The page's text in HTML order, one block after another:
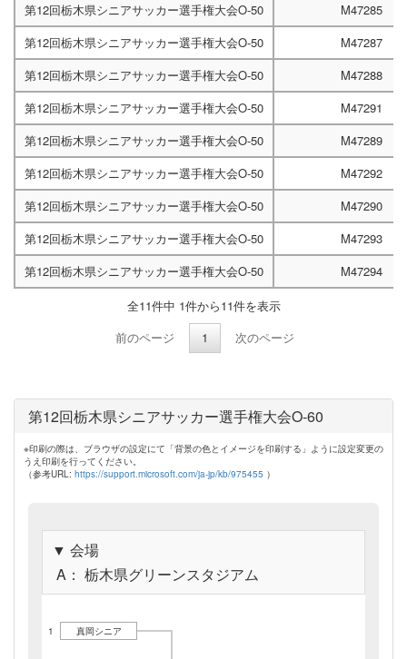
第12回栃木県シニアサッカー選手権大会O-50
M47285
第12回栃木県シニアサッカー選手権大会O-50
M47287
第12回栃木県シニアサッカー選手権大会O-50
M47288
第12回栃木県シニアサッカー選手権大会O-50
M47291
第12回栃木県シニアサッカー選手権大会O-50
M47289
第12回栃木県シニアサッカー選手権大会O-50
M47292
第12回栃木県シニアサッカー選手権大会O-50
M47290
第12回栃木県シニアサッカー選手権大会O-50
M47293
第12回栃木県シニアサッカー選手権大会O-50
M47294
全11件中 1件から11件を表示
前のページ
1 次のページ
第12回栃木県シニアサッカー選手権大会O-60
※印刷の際は、ブラウザの設定にて「背景の色とイメージを印刷する」ように設定変更の
うえ印刷を行ってください。
（参考URL: https://support.microsoft.com/ja-jp/kb/975455 ）
▼ 会場
A： 栃木県グリーンスタジアム
1 真岡シニア